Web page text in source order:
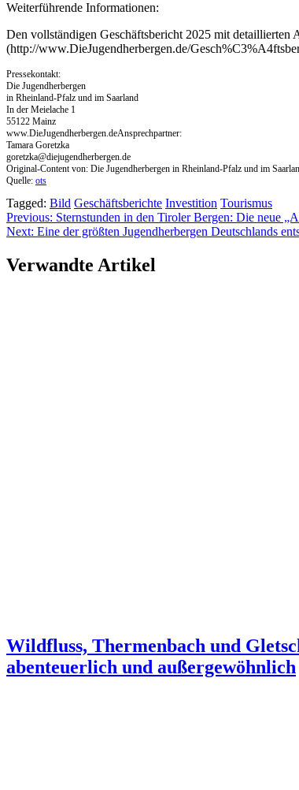
Weiterführende Informationen:
Den vollständigen Geschäftsbericht 2025 mit
(http://www.DieJugendherbergen.de/
Pressekontakt:
Die Jugendherbergen
in Rheinland-Pfalz und im Saarland
In der Meielache 1
55122 Mainz
www.DieJugendherbergen.deAnsprechpartner:
Tamara Goretzka
goretzka@diejugendherbergen.de
Original-Content von: Die Jugendherbergen in Rheinland-Pfalz und im
Quelle: ots
Tagged: Bild Geschäftsberichte Investition Tourismus
Beitragsnavigation
Previous: Sternstunden in den Tiroler Bergen: Die neue
Next: Eine der größten Jugendherbergen Deutschlands
Verwandte Artikel
Wildfluss, Thermenbach und
abenteuerlich und außergewöhnlich